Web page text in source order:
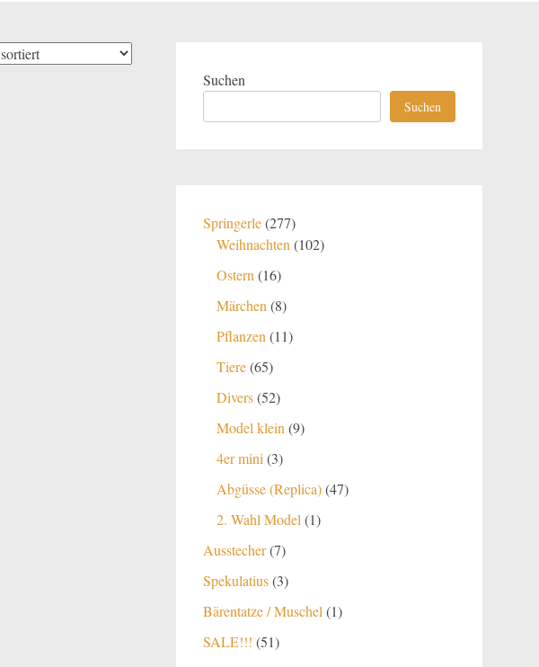
Suchen
Suchen
Springerle 277277
Produkte
Weihnachten 102102
Ostern 1616
Märchen 88
Pflanzen 1111
Tiere 6565
Divers 5252
Model klein 99
4er mini 33
Abgüsse (Replica) 4747
2. Wahl Model 11
Ausstecher 77
Spekulatius 33
Bärentatze / Muschel 11
SALE!!! 5151